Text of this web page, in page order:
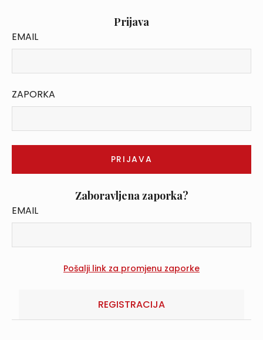
Prijava
EMAIL
ZAPORKA
Zaboravljena zaporka?
EMAIL
REGISTRACIJA